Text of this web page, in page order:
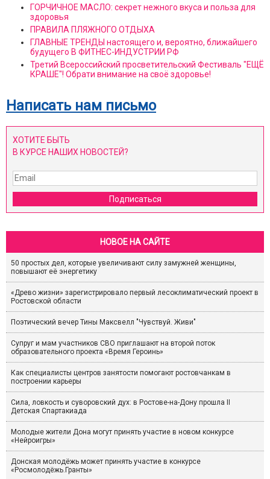
ГОРЧИЧНОЕ МАСЛО: секрет нежного вкуса и польза для
здоровья
ПРАВИЛА ПЛЯЖНОГО ОТДЫХА
ГЛАВНЫЕ ТРЕНДЫ настоящего и, вероятно, ближайшего
будущего В ФИТНЕС-ИНДУСТРИИ РФ
Третий Всероссийский просветительский Фестиваль "ЕЩЁ
КРАШЕ"! Обрати внимание на своё здоровье!
Написать нам письмо
ХОТИТЕ БЫТЬ
В КУРСЕ НАШИХ НОВОСТЕЙ?
Подписаться
НОВОЕ НА САЙТЕ
50 простых дел, которые увеличивают силу замужней женщины,
повышают её энергетику
«Древо жизни» зарегистрировало первый лесоклиматический проект в
Ростовской области
Поэтический вечер Тины Максвелл "Чувствуй. Живи"
Супруг и мам участников СВО приглашают на второй поток
образовательного проекта «Время Героинь»
Как специалисты центров занятости помогают ростовчанкам в
построении карьеры
Сила, ловкость и суворовский дух: в Ростове-на-Дону прошла II
Детская Спартакиада
Молодые жители Дона могут принять участие в новом конкурсе
«Нейроигры»
Донская молодёжь может принять участие в конкурсе
«Росмолодёжь.Гранты»